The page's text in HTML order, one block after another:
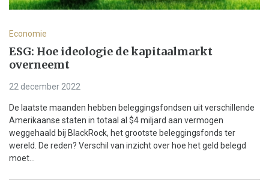
Economie
ESG: Hoe ideologie de kapitaalmarkt
overneemt
22 december 2022
De laatste maanden hebben beleggingsfondsen uit verschillende
Amerikaanse staten in totaal al $4 miljard aan vermogen
weggehaald bij BlackRock, het grootste beleggingsfonds ter
wereld. De reden? Verschil van inzicht over hoe het geld belegd
moet...